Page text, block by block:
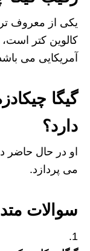
یکی از معروف
کالوین کتر
آمریکایی می
گیگا
دارد؟
او در حال حاضر
می پردازد.
سوالات